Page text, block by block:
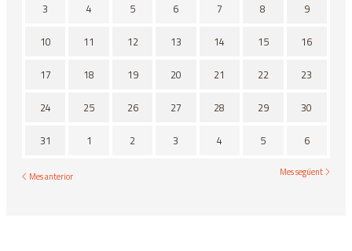
3 4 5 6 7 8 9
10 11 12 13 14 15 16
17 18 19 20 21 22 23
24 25 26 27 28 29 30
31 1 2 3 4 5 6
Mes anterior Mes següent